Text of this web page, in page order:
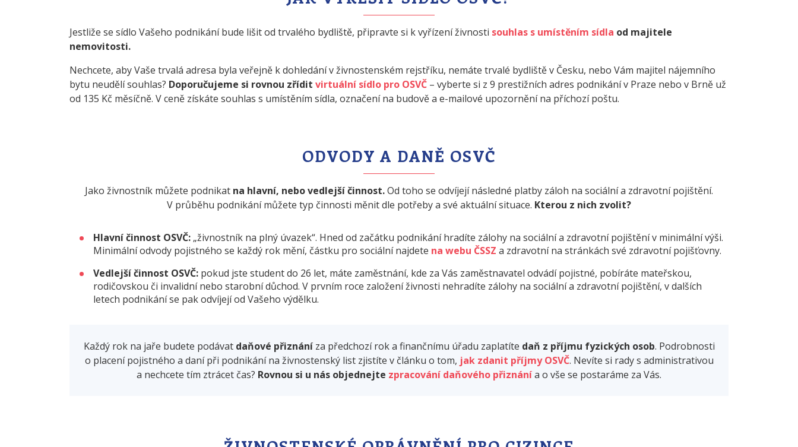
Jestliže se sídlo Vašeho podnikání bude lišit od trvalého bydliště, připravte si k vyřízení živnosti souhlas s umístěním sídla od majitele
nemovitosti.
Nechcete, aby Vaše trvalá adresa byla veřejně k dohledání v živnostenském rejstříku, nemáte trvalé bydliště v Česku, nebo Vám majitel nájemního
bytu neudělí souhlas? Doporučujeme si rovnou zřídit virtuální sídlo pro OSVČ – vyberte si z 9 prestižních adres podnikání v Praze nebo v Brně už
od 135 Kč měsíčně. V ceně získáte souhlas s umístěním sídla, označení na budově a e-mailové upozornění na příchozí poštu.
ODVODY A DANĚ OSVČ
Jako živnostník můžete podnikat na hlavní, nebo vedlejší činnost.Od toho se odvíjejí následné platby záloh na sociální a zdravotní pojištění.
V průběhu podnikání můžete typ činnosti měnit dle potřeby a své aktuální situace. Kterou z nich zvolit?
Hlavní činnost OSVČ: „živnostník na plný úvazek“. Hned od začátku podnikání hradíte zálohy na sociální a zdravotní pojištění v minimální výši.
Minimální odvody pojistného se každý rok mění, částku pro sociální najdete na webu ČSSZ a zdravotní na stránkách své zdravotní pojišťovny.
Vedlejší činnost OSVČ: pokud jste student do 26 let, máte zaměstnání, kde za Vás zaměstnavatel odvádí pojistné, pobíráte mateřskou,
rodičovskou či invalidní nebo starobní důchod. V prvním roce založení živnosti nehradíte zálohy na sociální a zdravotní pojištění, v dalších
letech podnikání se pak odvíjejí od Vašeho výdělku.
Každý rok na jaře budete podávat daňové přiznáníza předchozí rok a finančnímu úřadu zaplatíte daň z příjmu fyzických osob. Podrobnosti
o placení pojistného a daní při podnikání na živnostenský list zjistíte v článku o tom, jak zdanit příjmy OSVČ. Nevíte si rady s administrativou
a nechcete tím ztrácet čas? Rovnou si u nás objednejte zpracování daňového přiznánía o vše se postaráme za Vás.